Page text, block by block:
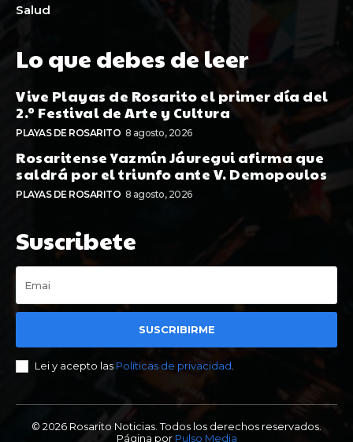
Salud
Lo que debes de leer
Vive Playas de Rosarito el primer día del
2.º Festival de Arte y Cultura
PLAYAS DE ROSARITO 8 agosto, 2026
Rosaritense Yazmín Jáuregui afirma que
saldrá por el triunfo ante V. Demopoulos
PLAYAS DE ROSARITO 8 agosto, 2026
Suscribete
SUSCRIBIRME
Lei y acepto las Políticas de privacidad.
© 2026 Rosarito Noticias. Todos los derechos reservados.
Página por Pulso Media